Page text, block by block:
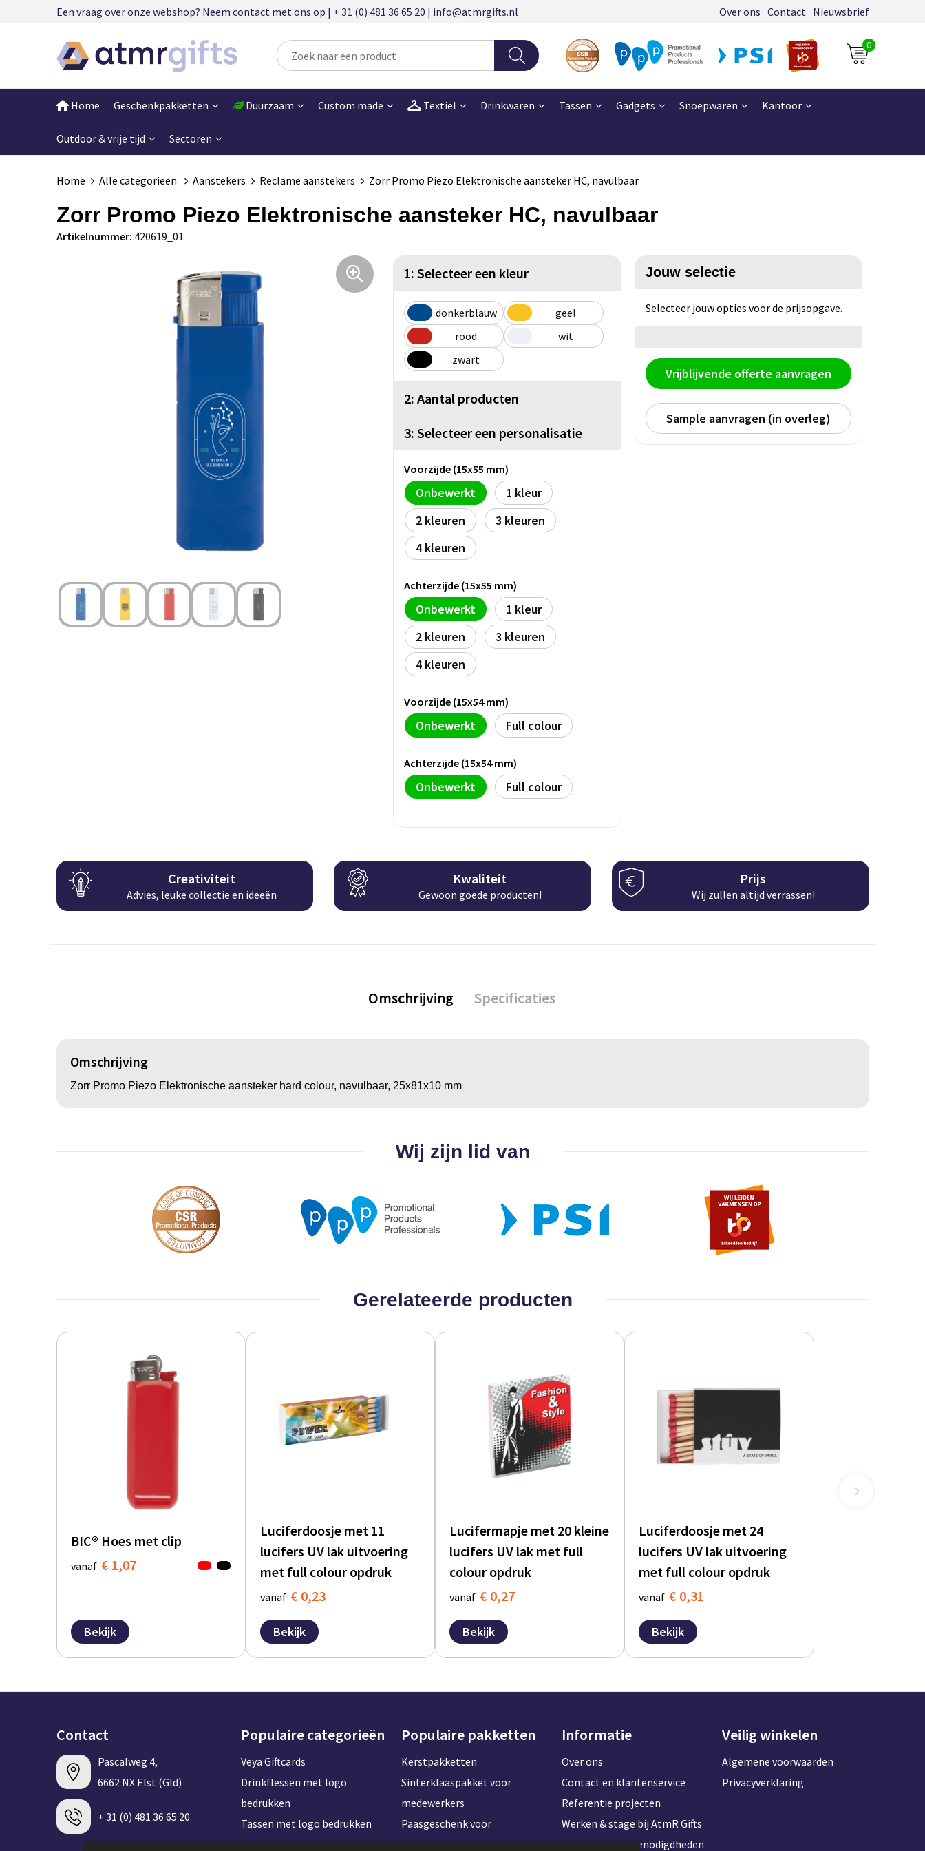
Een vraag over onze webshop? Neem contact met ons op | + 31 (0) 481 36 65 20 | info@atmrgifts.nl Over ons Contact Nieuwsbrief
0
Home Geschenkpakketten Duurzaam Custom made Textiel Drinkwaren Tassen Gadgets Snoepwaren Kantoor
Outdoor & vrije tijd Sectoren
Home Alle categorieën Aanstekers Reclame aanstekers Zorr Promo Piezo Elektronische aansteker HC, navulbaar
Zorr Promo Piezo Elektronische aansteker HC, navulbaar
Artikelnummer: 420619_01
1: Selecteer een kleur
donkerblauw
geel
rood
wit
zwart
2: Aantal producten
3: Selecteer een personalisatie
Voorzijde (15x55 mm)
Onbewerkt
1
2
3
4
Achterzijde (15x55 mm)
Onbewerkt
1
2
3
4
Voorzijde (15x54 mm)
Onbewerkt Full colour
Achterzijde (15x54 mm)
Onbewerkt Full colour
Jouw selectie
Selecteer jouw opties voor de prijsopgave.
Vrijblijvende offerte aanvragen
Sample aanvragen (in overleg)
Creativiteit
Advies, leuke collectie en ideeën
Kwaliteit
Gewoon goede producten!
Prijs
Wij zullen altijd verrassen!
Omschrijving Specificaties
Omschrijving
Zorr Promo Piezo Elektronische aansteker hard colour, navulbaar, 25x81x10 mm
Wij zijn lid van
Gerelateerde producten
BIC® Hoes met clip
vanaf € 1,07
Bekijk
Luciferdoosje met 11
lucifers UV lak uitvoering
met full colour opdruk
vanaf € 0,23
Bekijk
Lucifermapje met 20 kleine
lucifers UV lak met full
colour opdruk
vanaf € 0,27
Bekijk
Luciferdoosje met 24
lucifers UV lak uitvoering
met full colour opdruk
vanaf € 0,31
Bekijk
Contact
Pascalweg 4,
6662 NX Elst (Gld)
+ 31 (0) 481 36 65 20
Populaire categorieën
Veya Giftcards
Drinkflessen met logo
bedrukken
Tassen met logo bedrukken
Badlakens met naam
Populaire pakketten
Kerstpakketten
Sinterklaaspakket voor
medewerkers
Paasgeschenk voor
medewerkers
Informatie
Over ons
Contact en klantenservice
Referentie projecten
Werken & stage bij AtmR Gifts
Bekijk kantoorbenodigdheden
Veilig winkelen
Algemene voorwaarden
Privacyverklaring